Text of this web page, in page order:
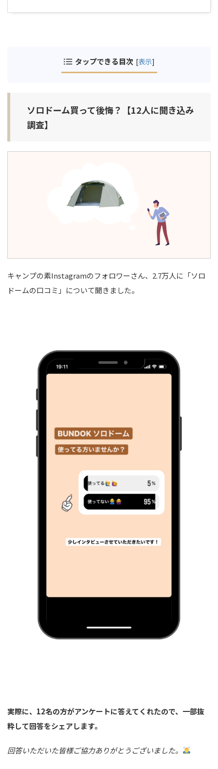
タップできる目次 [表示]
ソロドーム買って後悔？【12人に聞き込み
調査】
キャンプの素Instagramのフォロワーさん、2.7万人に「ソロ
ドームの口コミ」について聞きました。
実際に、12名の方がアンケートに答えてくれたので、一部抜
粋して回答をシェアします。
回答いただいた皆様ご協力ありがとうございました。